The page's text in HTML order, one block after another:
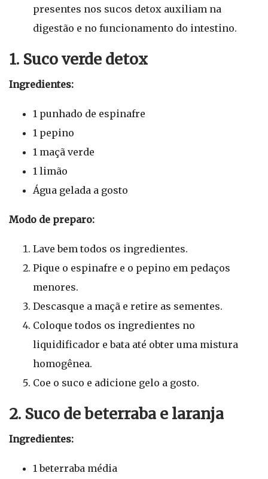
presentes nos sucos detox auxiliam na
digestão e no funcionamento do intestino.
1. Suco verde detox
Ingredientes:
1 punhado de espinafre
1 pepino
1 maçã verde
1 limão
Água gelada a gosto
Modo de preparo:
Lave bem todos os ingredientes.
Pique o espinafre e o pepino em pedaços
menores.
Descasque a maçã e retire as sementes.
Coloque todos os ingredientes no
liquidificador e bata até obter uma mistura
homogênea.
Coe o suco e adicione gelo a gosto.
2. Suco de beterraba e laranja
Ingredientes:
1 beterraba média